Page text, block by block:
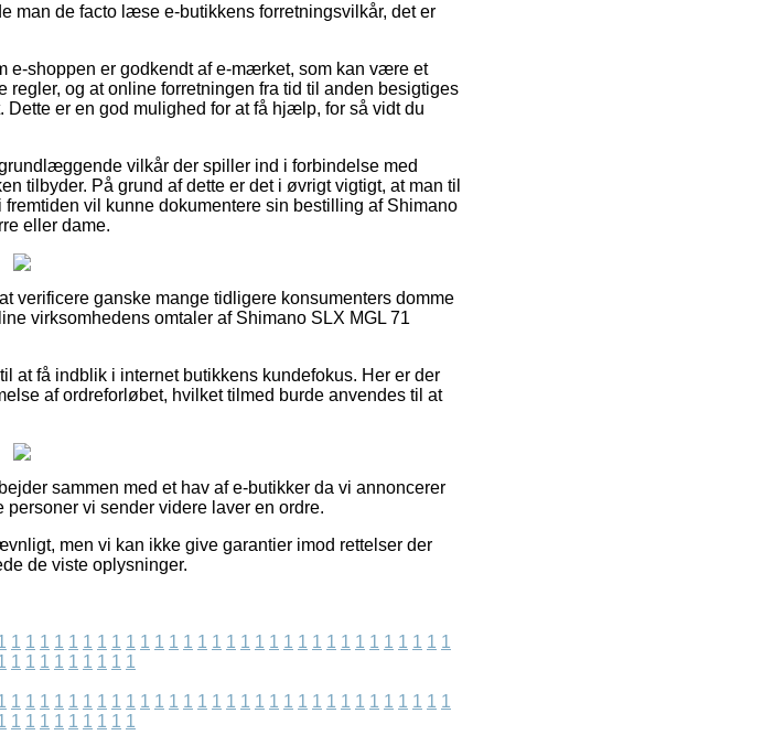
man de facto læse e-butikkens forretningsvilkår, det er
e-shoppen er godkendt af e-mærket, som kan være et
og at online forretningen fra tid til anden besigtiges
er en god mulighed for at få hjælp, for så vidt du
vilkår der spiller ind i forbindelse med
tilbyder. På grund af dette er det i øvrigt vigtigt, at man til
vil kunne dokumentere sin bestilling af Shimano
eller dame.
verificere ganske mange tidligere konsumenters domme
virksomhedens omtaler af Shimano SLX MGL 71
at få indblik i internet butikkens kundefokus. Her er der
af ordreforløbet, hvilket tilmed burde anvendes til at
sammen med et hav af e-butikker da vi annoncerer
vi sender videre laver en ordre.
men vi kan ikke give garantier imod rettelser der
de viste oplysninger.
1 1 1 1 1 1 1 1 1 1 1 1 1 1 1 1 1 1 1 1 1 1 1 1 1 1 1 1 1 1 1
1 1 1 1 1 1 1 1 1
1 1 1 1 1 1 1 1 1 1 1 1 1 1 1 1 1 1 1 1 1 1 1 1 1 1 1 1 1 1 1
1 1 1 1 1 1 1 1 1